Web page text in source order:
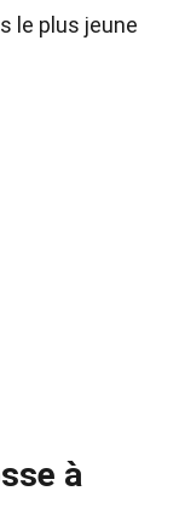
le plus jeune
à